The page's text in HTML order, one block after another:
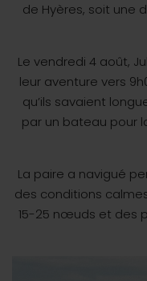
de Hyères, soit une
Le vendredi 4 août,
leur aventure vers
qu’ils savaient
par un bateau pour
La paire a navigué
des conditions
15-25 nœuds et des